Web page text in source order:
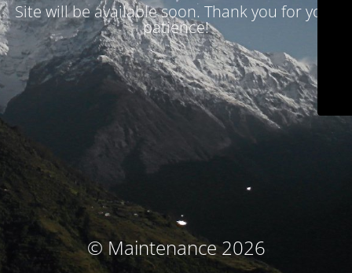
Site will be available soon. Thank you for your
patience!
© Maintenance 2026